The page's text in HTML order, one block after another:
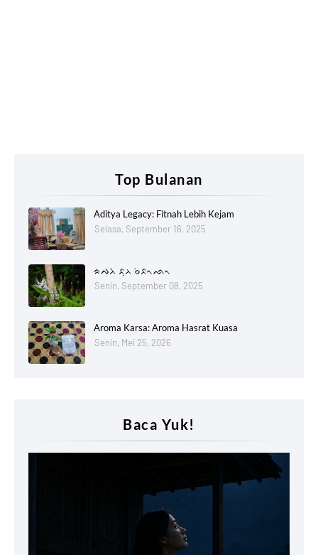
Top Bulanan
Aditya Legacy: Fitnah Lebih Kejam
Selasa, September 16, 2025
ᨑᨄᨂᨗ ᨅᨘᨂ ᨔᨗᨅᨚᨒᨚ
Senin, September 08, 2025
Aroma Karsa: Aroma Hasrat Kuasa
Senin, Mei 25, 2026
Baca Yuk!